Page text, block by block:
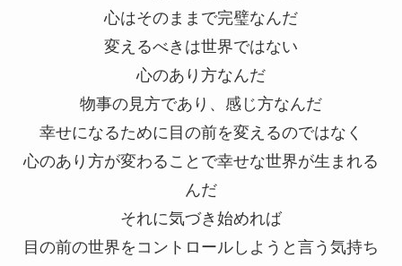
心はそのままで完璧なんだ
変えるべきは世界ではない
心のあり方なんだ
物事の見方であり、感じ方なんだ
幸せになるために目の前を変えるのではなく
心のあり方が変わることで幸せな世界が生まれる
んだ
それに気づき始めれば
目の前の世界をコントロールしようと言う気持ち